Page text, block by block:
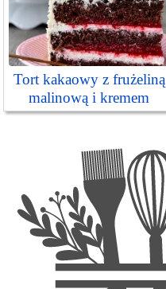
Tort kakaowy z frużeliną
malinową i kremem
mascarpone